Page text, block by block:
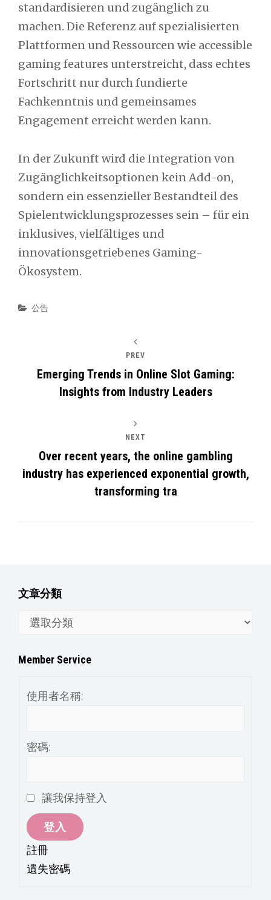
standardisieren und zugänglich zu
machen. Die Referenz auf spezialisierten
Plattformen und Ressourcen wie accessible
gaming features unterstreicht, dass echtes
Fortschritt nur durch fundierte
Fachkenntnis und gemeinsames
Engagement erreicht werden kann.
In der Zukunft wird die Integration von
Zugänglichkeitsoptionen kein Add-on,
sondern ein essenzieller Bestandteil des
Spielentwicklungsprozesses sein – für ein
inklusives, vielfältiges und
innovationsgetriebenes Gaming-
Ökosystem.
Categories
公告
PREV
Emerging Trends in Online Slot Gaming:
Insights from Industry Leaders
NEXT
Over recent years, the online gambling
industry has experienced exponential growth,
transforming tra
文章分類
分
Member Service
使用者名稱:
密碼:
讓我保持登入
登入
註冊
遺失密碼